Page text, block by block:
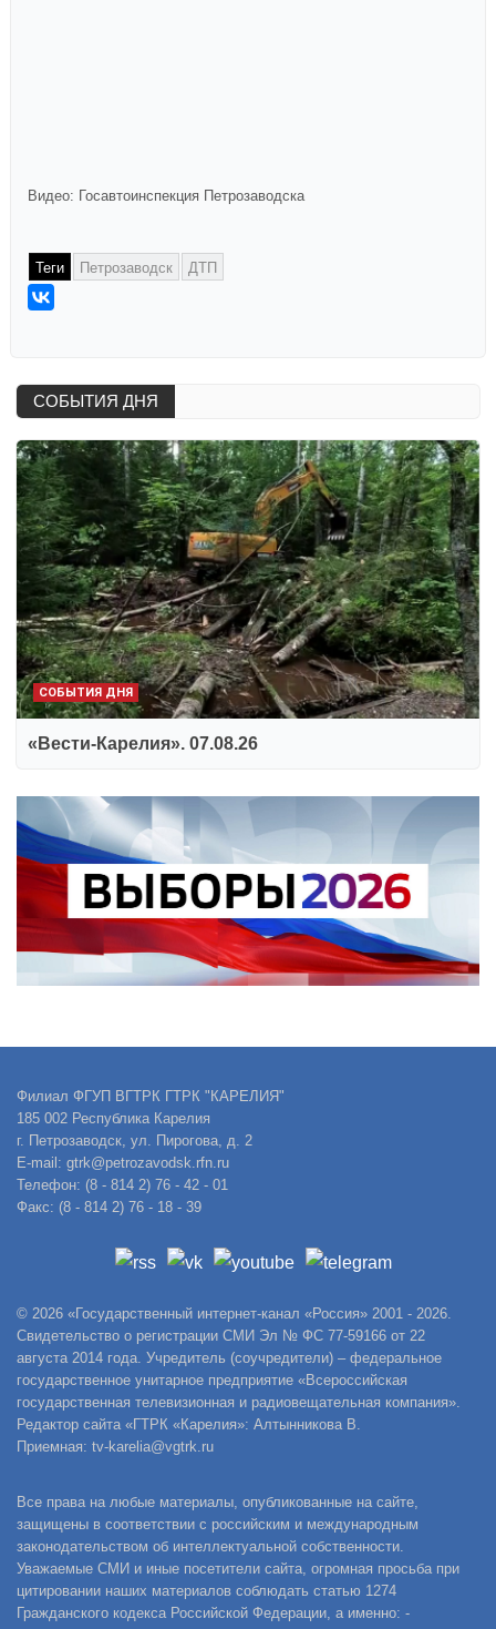
Видео: Госавтоинспекция Петрозаводска
Теги Петрозаводск ДТП
СОБЫТИЯ ДНЯ
СОБЫТИЯ ДНЯ
«Вести-Карелия». 07.08.26
Филиал ФГУП ВГТРК ГТРК "КАРЕЛИЯ"
185 002 Республика Карелия
г. Петрозаводск, ул. Пирогова, д. 2
E-mail: gtrk@petrozavodsk.rfn.ru
Телефон: (8 - 814 2) 76 - 42 - 01
Факс: (8 - 814 2) 76 - 18 - 39
© 2026 «Государственный интернет-канал «Россия» 2001 - 2026.
Свидетельство о регистрации СМИ Эл № ФС 77-59166 от 22
августа 2014 года. Учредитель (соучредители) – федеральное
государственное унитарное предприятие «Всероссийская
государственная телевизионная и радиовещательная компания».
Редактор сайта «ГТРК «Карелия»: Алтынникова В.
Приемная: tv-karelia@vgtrk.ru
Все права на любые материалы, опубликованные на сайте,
защищены в соответствии с российским и международным
законодательством об интеллектуальной собственности.
Уважаемые СМИ и иные посетители сайта, огромная просьба при
цитировании наших материалов соблюдать статью 1274
Гражданского кодекса Российской Федерации, а именно: -